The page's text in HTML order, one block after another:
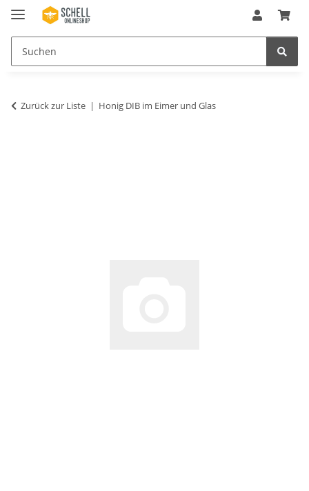
Zurück zur Liste Honig DIB im Eimer und Glas